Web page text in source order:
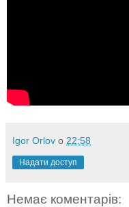
Igor Orlov о 22:58
Надати доступ
Немає коментарів: